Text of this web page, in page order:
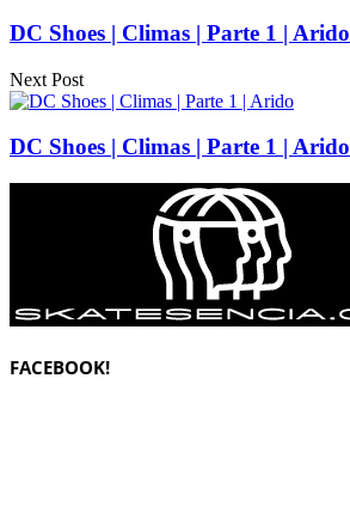
DC Shoes | Climas | Parte 1 | Arido
Next Post
DC Shoes | Climas | Parte 1 | Arido
FACEBOOK!